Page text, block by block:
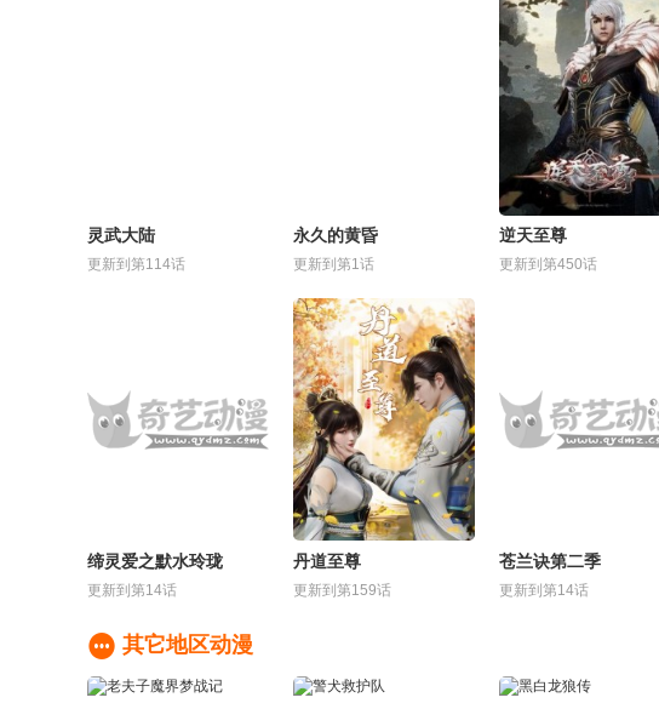
灵武大陆
更新到第114话
永久的黄昏
更新到第1话
逆天至尊
更新到第450话
缔灵爱之默水玲珑
更新到第14话
丹道至尊
更新到第159话
苍兰诀第二季
更新到第14话
 其它地区动漫